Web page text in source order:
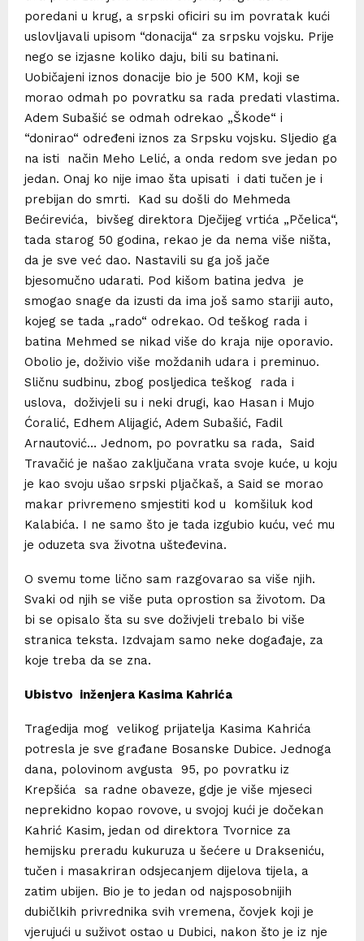
poredani u krug, a srpski oficiri su im povratak kući
uslovljavali upisom “donacija“ za srpsku vojsku. Prije
nego se izjasne koliko daju, bili su batinani.
Uobičajeni iznos donacije bio je 500 KM, koji se
morao odmah po povratku sa rada predati vlastima.
Adem Subašić se odmah odrekao „Škode“ i
“donirao“ određeni iznos za Srpsku vojsku. Sljedio ga
na isti način Meho Lelić, a onda redom sve jedan po
jedan. Onaj ko nije imao šta upisati i dati tučen je i
prebijan do smrti. Kad su došli do Mehmeda
Bećirevića, bivšeg direktora Dječijeg vrtića „Pčelica“,
tada starog 50 godina, rekao je da nema više ništa,
da je sve već dao. Nastavili su ga još jače
bjesomučno udarati. Pod kišom batina jedva je
smogao snage da izusti da ima još samo stariji auto,
kojeg se tada „rado“ odrekao. Od teškog rada i
batina Mehmed se nikad više do kraja nije oporavio.
Obolio je, doživio više moždanih udara i preminuo.
Sličnu sudbinu, zbog posljedica teškog rada i
uslova, doživjeli su i neki drugi, kao Hasan i Mujo
Ćoralić, Edhem Alijagić, Adem Subašić, Fadil
Arnautović… Jednom, po povratku sa rada, Said
Travačić je našao zaključana vrata svoje kuće, u koju
je kao svoju ušao srpski pljačkaš, a Said se morao
makar privremeno smjestiti kod u komšiluk kod
Kalabića. I ne samo što je tada izgubio kuću, već mu
je oduzeta sva životna ušteđevina.
O svemu tome lično sam razgovarao sa više njih.
Svaki od njih se više puta oprostion sa životom. Da
bi se opisalo šta su sve doživjeli trebalo bi više
stranica teksta. Izdvajam samo neke događaje, za
koje treba da se zna.
Ubistvo inženjera Kasima Kahrića
Tragedija mog velikog prijatelja Kasima Kahrića
potresla je sve građane Bosanske Dubice. Jednoga
dana, polovinom avgusta 95, po povratku iz
Krepšića sa radne obaveze, gdje je više mjeseci
neprekidno kopao rovove, u svojoj kući je dočekan
Kahrić Kasim, jedan od direktora Tvornice za
hemijsku preradu kukuruza u šećere u Drakseniću,
tučen i masakriran odsjecanjem dijelova tijela, a
zatim ubijen. Bio je to jedan od najsposobnijih
dubičlkih privrednika svih vremena, čovjek koji je
vjerujući u suživot ostao u Dubici, nakon što je iz nje